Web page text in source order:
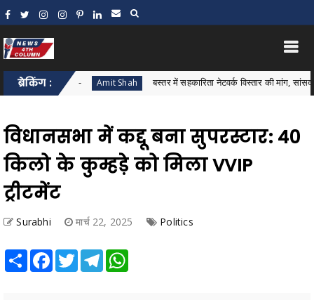
ब्रेकिंग :
दावा Amit Shah बस्तर में सहकारिता नेटवर्क विस्तार की मांग, सांसद महेश कश्यप
विधानसभा में कद्दू बना सुपरस्टार: 40
किलो के कुम्हड़े को मिला VVIP
ट्रीटमेंट
Surabhi मार्च 22, 2025 Politics
Share Facebook
TwitterTelegram